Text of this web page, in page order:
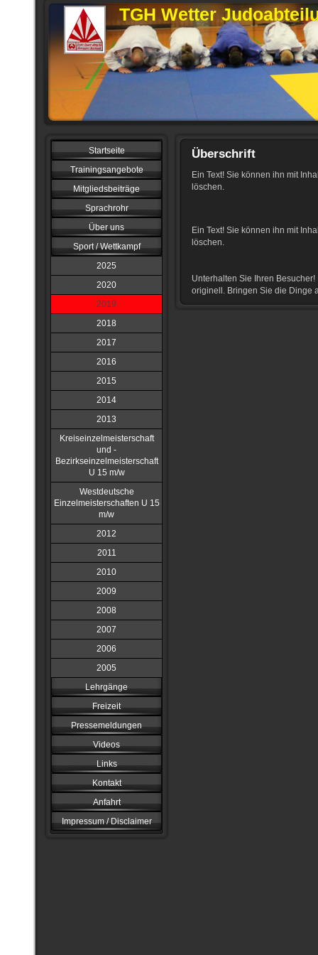
TGH Wetter
Startseite
Trainingsangebote
Mitgliedsbeiträge
Sprachrohr
Über uns
Sport / Wettkampf
2025
2020
2019
2018
2017
2016
2015
2014
2013
Kreiseinzelmeisterschaft
und -
Bezirkseinzelmeisterschaft
U 15 m/w
Westdeutsche
Einzelmeisterschaften U 15
m/w
2012
2011
2010
2009
2008
2007
2006
2005
Lehrgänge
Freizeit
Pressemeldungen
Videos
Links
Kontakt
Anfahrt
Impressum / Disclaimer
Überschrift
Ein Text! Sie können ihn mit
löschen.
Ein Text! Sie können ihn mit
löschen.
Unterhalten Sie Ihren
originell. Bringen Sie die Dinge